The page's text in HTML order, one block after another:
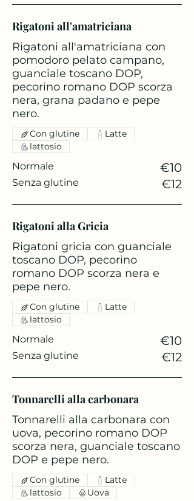
Rigatoni all'amatriciana
Rigatoni all'amatriciana con
pomodoro pelato campano,
guanciale toscano DOP,
pecorino romano DOP scorza
nera, grana padano e pepe
nero.
Normale €10
Senza glutine €12
Con glutine
Latte
lattosio
Rigatoni alla Gricia
Rigatoni gricia con guanciale
toscano DOP, pecorino
romano DOP scorza nera e
pepe nero.
Normale €10
Senza glutine €12
Con glutine
Latte
lattosio
Tonnarelli alla carbonara
Tonnarelli alla carbonara con
uova, pecorino romano DOP
scorza nera, guanciale toscano
DOP e pepe nero.
Con glutine
Latte
lattosio
Uova